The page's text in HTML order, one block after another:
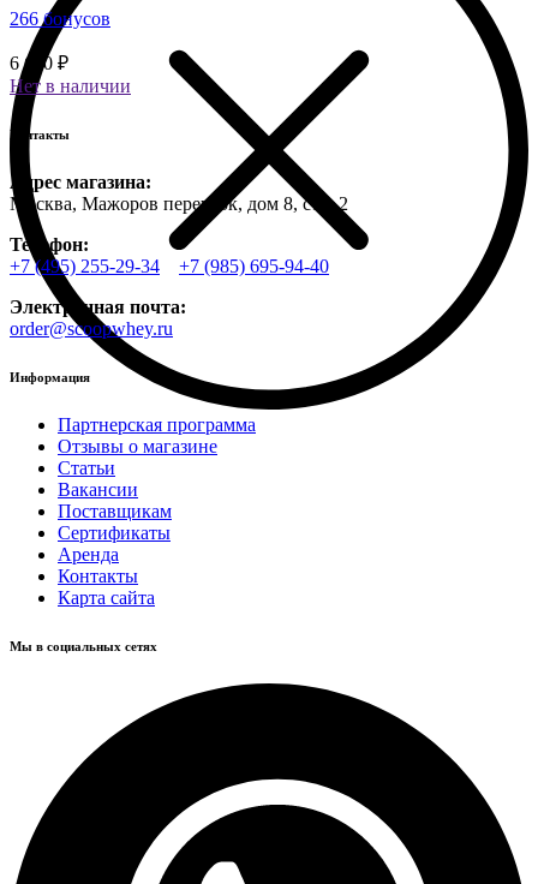
266 бонусов
6 650 ₽
Нет в наличии
Контакты
Адрес магазина:
Москва, Мажоров переулок, дом 8, стр. 2
Телефон:
+7 (495) 255-29-34
+7 (985) 695-94-40
Электронная почта:
order@scoopwhey.ru
Информация
Партнерская программа
Отзывы о магазине
Статьи
Вакансии
Поставщикам
Сертификаты
Аренда
Контакты
Карта сайта
Мы в социальных сетях